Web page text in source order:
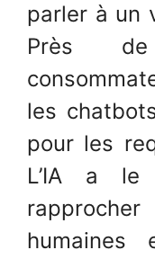
parler à un
Près
les
pour les
L’IA a le
humaines